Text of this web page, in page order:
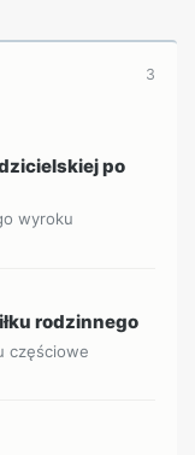
3
po
wyroku
rodzinnego
częściowe